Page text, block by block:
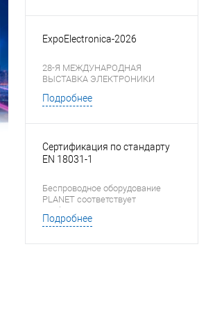
ExpoElectronica-2026
28-Я МЕЖДУНАРОДНАЯ
ВЫСТАВКА ЭЛЕКТРОНИКИ
14–16 АПРЕЛЯ 2026 Москва, МВЦ
Подробнее
Сертификация по стандарту
EN 18031-1
Беспроводное оборудование
PLANET соответствует
требованиям Директивы ЕС
Radio Equipment Directive
Подробнее